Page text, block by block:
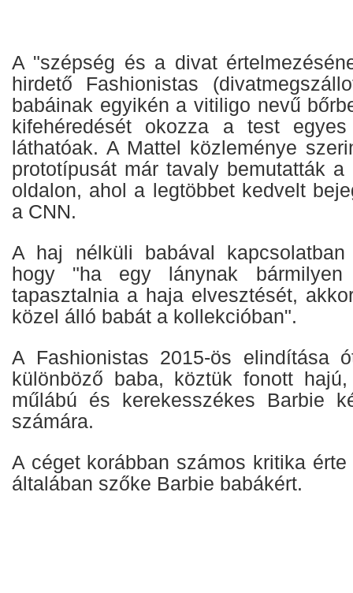
A "szépség és a divat
hirdető Fashionistas
babáinak egyikén a vitiligo nevű
kifehéredését okozza a test
láthatóak. A Mattel közleménye
prototípusát már tavaly bemutatták a
oldalon, ahol a legtöbbet kedvelt
a CNN.
A haj nélküli babával
hogy "ha egy lánynak
tapasztalnia a haja elvesztését,
közel álló babát a kollekcióban".
A Fashionistas 2015-ös elindítása
különböző baba, köztük fonott
műlábú és kerekesszékes Barbie
számára.
A céget korábban számos kritika
általában szőke Barbie babákért.